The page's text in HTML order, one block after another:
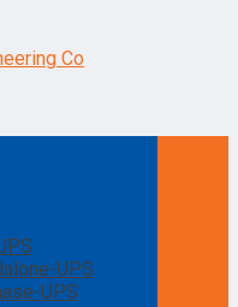
UPS
UPS